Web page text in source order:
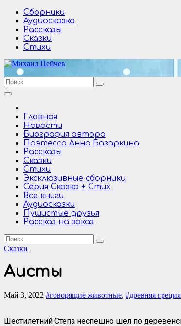
Перейти
содержимому
Сборники
Аудиосказка
Рассказы
Сказки
Стихи
Главная
Новости
Биография автора
Поэтесса Анна Базаркина
Рассказы
Сказки
Стихи
Эксклюзивные сборники
Серия Сказка + Стих
Все книги
Аудиосказки
Пушистые друзья
Рассказ на заказ
Сказки
Аисты
Май 3, 2022 #говорящие животные, #древняя греция
Шестилетний Степа неспешно шел по